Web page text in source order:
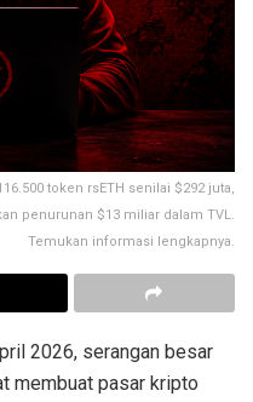
token rsETH senilai $292 juta,
penurunan $13 miliar dalam TVL.
Temukan informasi lengkapnya.
2026, serangan besar
membuat pasar kripto